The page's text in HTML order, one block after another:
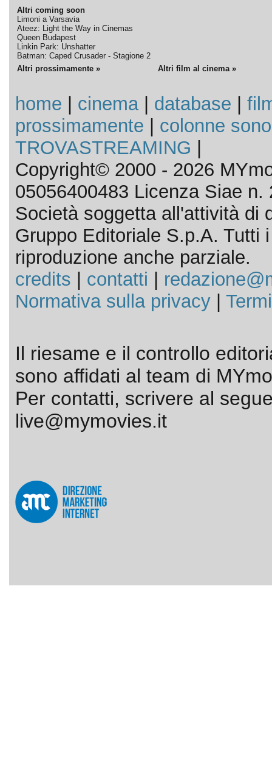
Altri coming soon
Limoni a Varsavia
Ateez: Light the Way in Cinemas
Queen Budapest
Linkin Park: Unshatter
Batman: Caped Crusader - Stagione 2
Altri prossimamente » Altri film al cinema »
home cinema| database
prossimamente
colonne
TROVASTREAMING
Copyright© 2000 - 2026
05056400483 Licenza Siae n.
Società soggetta all'attività di
Gruppo Editoriale S.p.A. Tutti
riproduzione anche parziale.
credits
contatti
Normativa sulla privacy|
Il riesame e il controllo
sono affidati al team di
Per contatti, scrivere al
live@mymovies.it